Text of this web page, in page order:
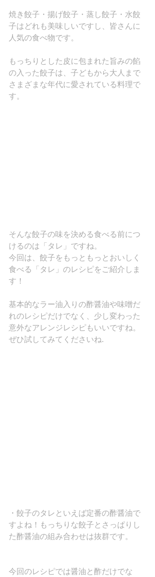
焼き餃子・揚げ餃子・蒸し餃子・水餃
子はどれも美味しいですし、皆さんに
人気の食べ物です。
もっちりとした皮に包まれた旨みの餡
の入った餃子は、子どもから大人まで
さまざまな年代に愛されている料理で
す。
そんな餃子の味を決める食べる前につ
けるのは「タレ」ですね。
今回は、餃子をもっともっとおいしく
食べる「タレ」のレシピをご紹介しま
す！
基本的なラー油入りの酢醤油や味噌だ
れのレシピだけでなく、少し変わった
意外なアレンジレシピもいいですね。
ぜひ試してみてくださいね.
・餃子のタレといえば定番の酢醤油で
すよね！もっちりな餃子とさっぱりし
た酢醤油の組み合わせは抜群です。
今回のレシピでは醤油と酢だけでな